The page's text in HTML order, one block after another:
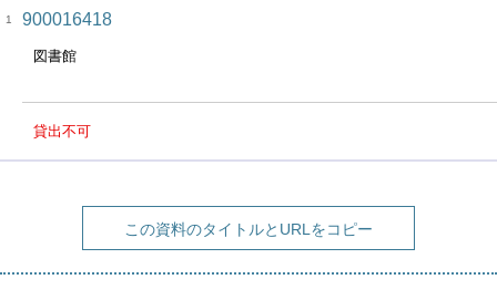
1 900016418
図書館
貸出不可
この資料のタイトルとURLをコピー